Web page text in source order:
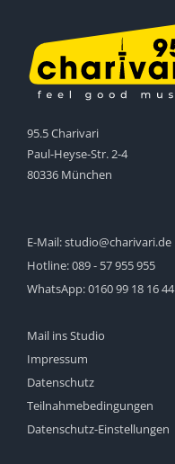
95.5 Charivari
Paul-Heyse-Str. 2-4
80336 München
E-Mail:studio@charivari.de
Hotline:089 - 57 955 955
WhatsApp:0160 99 18 16 44
Mail ins Studio
Impressum
Datenschutz
Teilnahmebedingungen
Datenschutz-Einstellungen